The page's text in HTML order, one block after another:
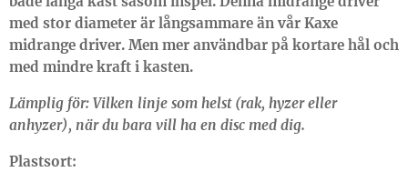
med stor diameter är långsammare än vår Kaxe
midrange driver. Men mer användbar på kortare hål och
med mindre kraft i kasten.
Lämplig för: Vilken linje som helst (rak, hyzer eller
anhyzer), när du bara vill ha en disc med dig.
Plastsort: